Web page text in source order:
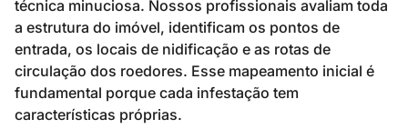
técnica minuciosa. Nossos profissionais avaliam toda
a estrutura do imóvel, identificam os pontos de
entrada, os locais de nidificação e as rotas de
circulação dos roedores. Esse mapeamento inicial é
fundamental porque cada infestação tem
características próprias.